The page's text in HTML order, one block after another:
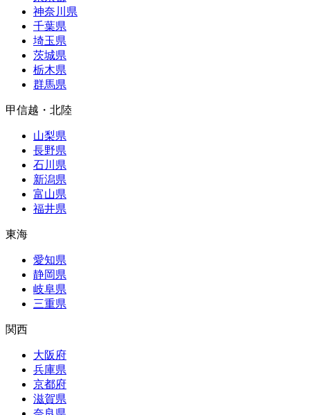
神奈川県
千葉県
埼玉県
茨城県
栃木県
群馬県
甲信越・北陸
山梨県
長野県
石川県
新潟県
富山県
福井県
東海
愛知県
静岡県
岐阜県
三重県
関西
大阪府
兵庫県
京都府
滋賀県